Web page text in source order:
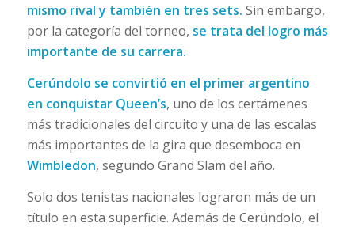
mismo rival y también en tres sets. Sin embargo,
por la categoría del torneo, se trata del logro más
importante de su carrera.
Cerúndolo se convirtió en el primer argentino
en conquistar Queen’s, uno de los certámenes
más tradicionales del circuito y una de las escalas
más importantes de la gira que desemboca en
Wimbledon, segundo Grand Slam del año.
Solo dos tenistas nacionales lograron más de un
título en esta superficie. Además de Cerúndolo, el